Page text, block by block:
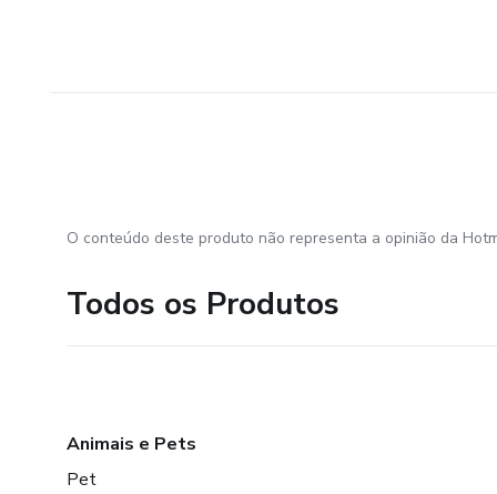
O conteúdo deste produto não representa a opinião da
Todos os Produtos
Animais e Pets
Pet